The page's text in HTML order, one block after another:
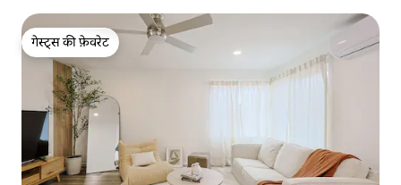
गेस्ट्स की फ़ेवरेट
गेस्ट्स की फ़ेवरेट